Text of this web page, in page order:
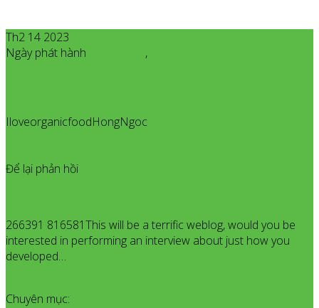
Th2 14 2023
Ngày phát hành
,
IloveorganicfoodHongNgoc
Để lại phản hồi
266391 816581This will be a terrific weblog, would you be
interested in performing an interview about just how you
developed…
Chuyên mục: